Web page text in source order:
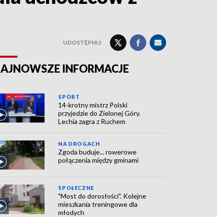
UDOSTĘPNIJ:
INFORMACJE
SPORT
14-krotny mistrz Polski
przyjedzie do Zielonej Góry.
Lechia zagra z Ruchem
NA DROGACH
Zgoda buduje... rowerowe
połączenia między gminami
SPOŁECZNE
"Most do dorosłości". Kolejne
mieszkania treningowe dla
młodych